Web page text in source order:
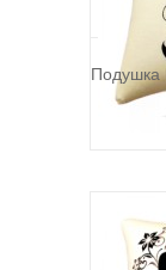
Подушка